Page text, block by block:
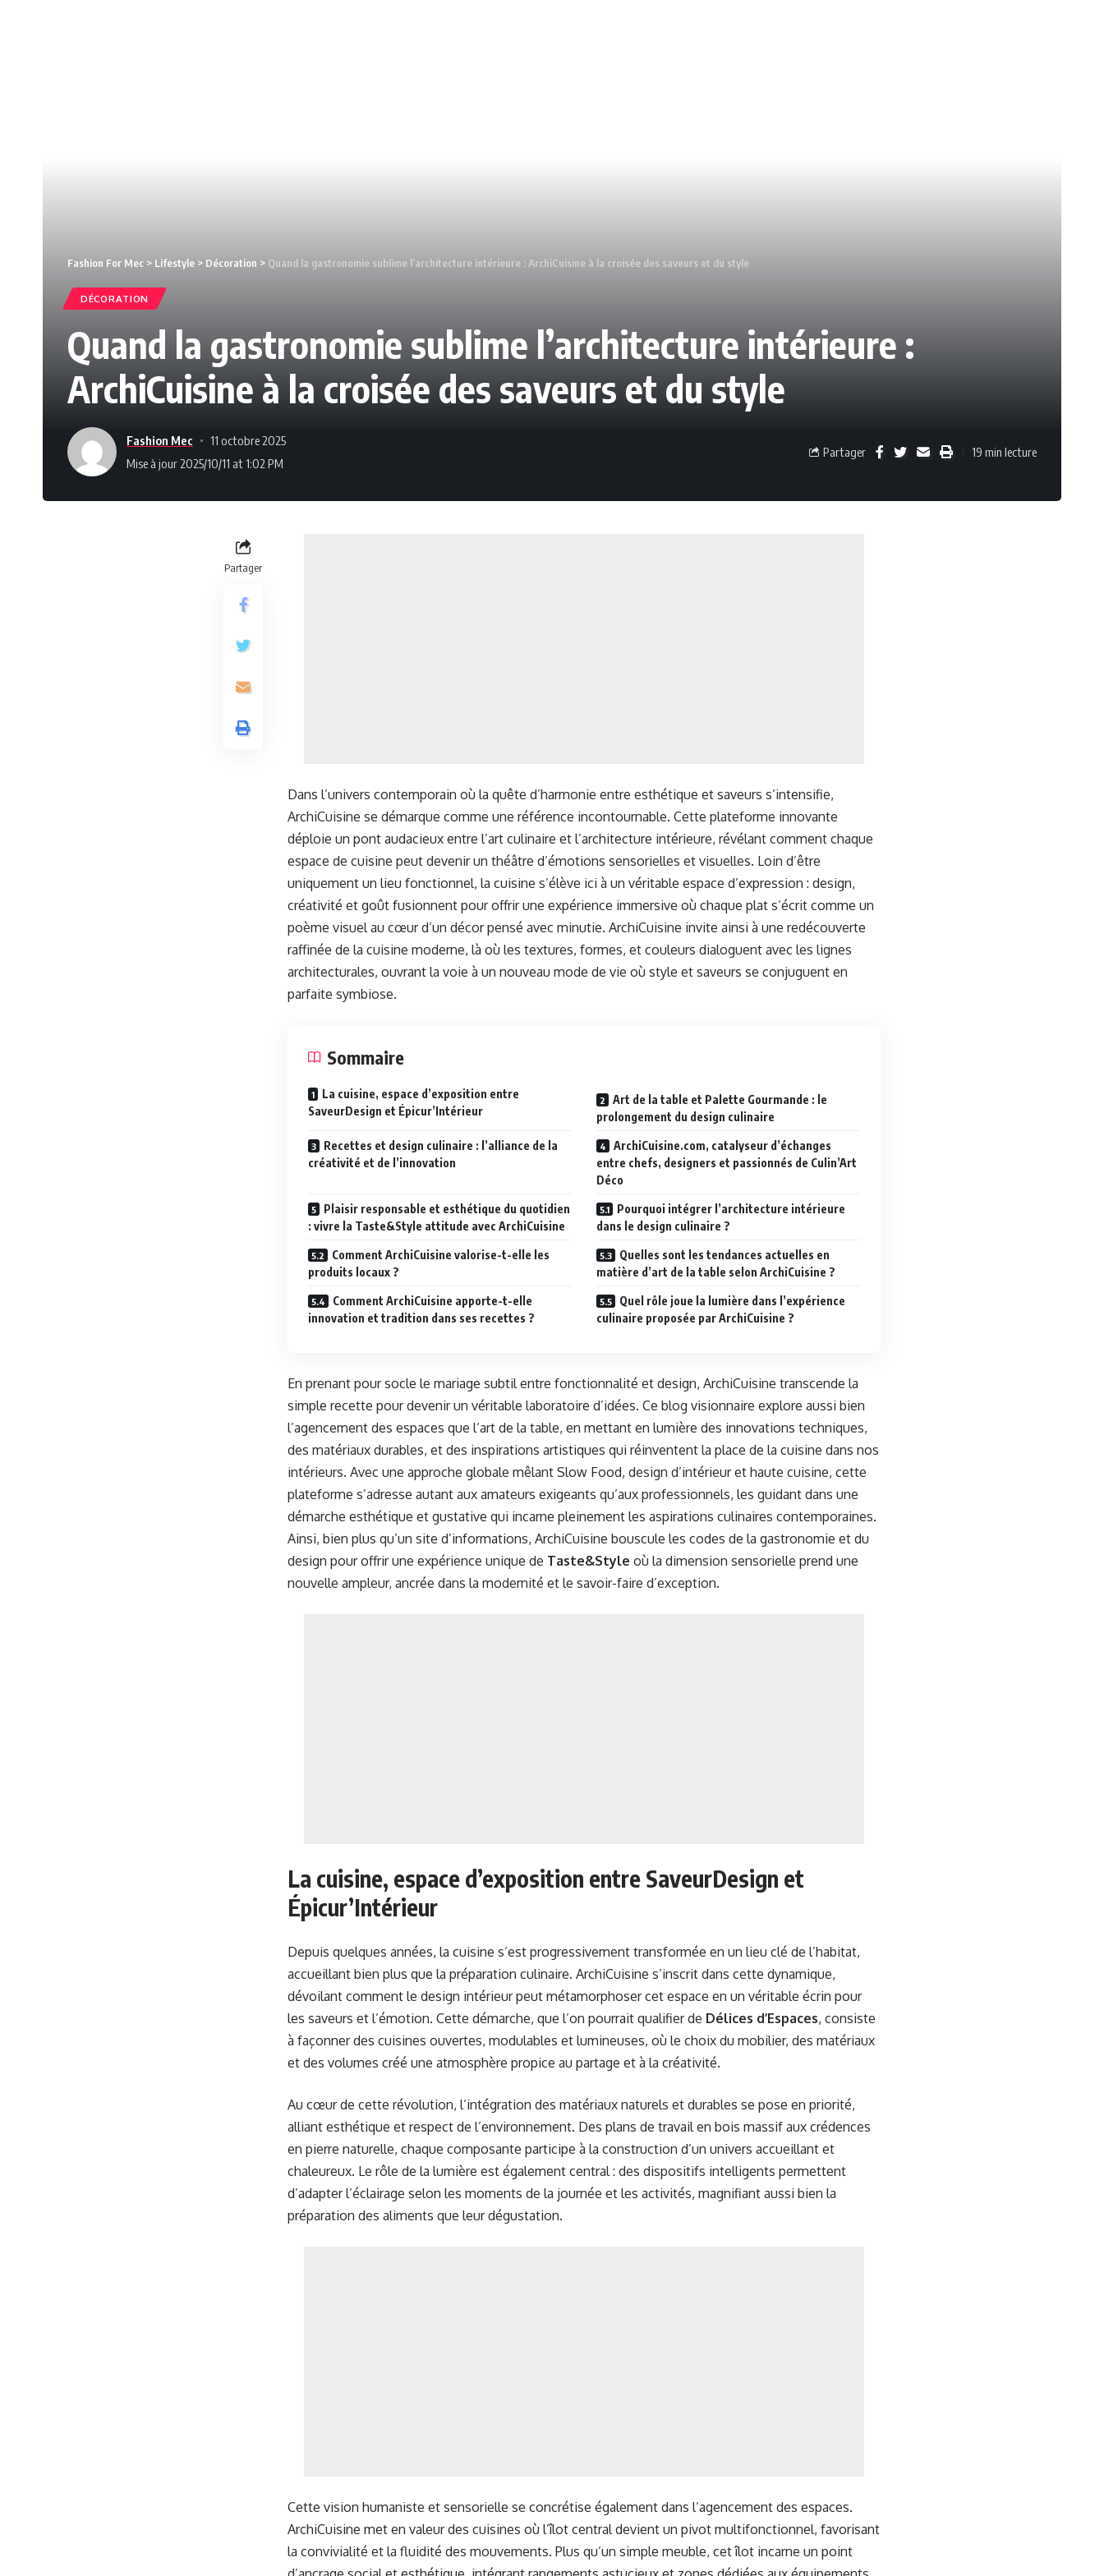
Fashion For Mec > Lifestyle > Décoration > Quand la gastronomie sublime l’architecture intérieure : ArchiCuisine à la croisée des saveurs et du style
DÉCORATION
Quand la gastronomie sublime l’architecture intérieure :
ArchiCuisine à la croisée des saveurs et du style
Fashion Mec
11 octobre 2025
Mise à jour 2025/10/11 at 1:02 PM
Partager 19 min lecture
Partager
Dans l’univers contemporain où la quête d’harmonie entre esthétique et saveurs s’intensifie,
ArchiCuisine se démarque comme une référence incontournable. Cette plateforme innovante
déploie un pont audacieux entre l’art culinaire et l’architecture intérieure, révélant comment chaque
espace de cuisine peut devenir un théâtre d’émotions sensorielles et visuelles. Loin d’être
uniquement un lieu fonctionnel, la cuisine s’élève ici à un véritable espace d’expression : design,
créativité et goût fusionnent pour offrir une expérience immersive où chaque plat s’écrit comme un
poème visuel au cœur d’un décor pensé avec minutie. ArchiCuisine invite ainsi à une redécouverte
raffinée de la cuisine moderne, là où les textures, formes, et couleurs dialoguent avec les lignes
architecturales, ouvrant la voie à un nouveau mode de vie où style et saveurs se conjuguent en
parfaite symbiose.
Sommaire
La cuisine, espace d’exposition entre
SaveurDesign et Épicur’Intérieur
Art de la table et Palette Gourmande : le
prolongement du design culinaire
Recettes et design culinaire : l’alliance de la
créativité et de l’innovation
ArchiCuisine.com, catalyseur d’échanges
entre chefs, designers et passionnés de Culin’Art
Déco
Plaisir responsable et esthétique du quotidien
: vivre la Taste&Style attitude avec ArchiCuisine
Pourquoi intégrer l’architecture intérieure
dans le design culinaire ?
Comment ArchiCuisine valorise-t-elle les
produits locaux ?
Quelles sont les tendances actuelles en
matière d’art de la table selon ArchiCuisine ?
Comment ArchiCuisine apporte-t-elle
innovation et tradition dans ses recettes ?
Quel rôle joue la lumière dans l’expérience
culinaire proposée par ArchiCuisine ?
En prenant pour socle le mariage subtil entre fonctionnalité et design, ArchiCuisine transcende la
simple recette pour devenir un véritable laboratoire d’idées. Ce blog visionnaire explore aussi bien
l’agencement des espaces que l’art de la table, en mettant en lumière des innovations techniques,
des matériaux durables, et des inspirations artistiques qui réinventent la place de la cuisine dans nos
intérieurs. Avec une approche globale mêlant Slow Food, design d’intérieur et haute cuisine, cette
plateforme s’adresse autant aux amateurs exigeants qu’aux professionnels, les guidant dans une
démarche esthétique et gustative qui incarne pleinement les aspirations culinaires contemporaines.
Ainsi, bien plus qu’un site d’informations, ArchiCuisine bouscule les codes de la gastronomie et du
design pour offrir une expérience unique de Taste&Style où la dimension sensorielle prend une
nouvelle ampleur, ancrée dans la modernité et le savoir-faire d’exception.
La cuisine, espace d’exposition entre SaveurDesign et
Épicur’Intérieur
Depuis quelques années, la cuisine s’est progressivement transformée en un lieu clé de l’habitat,
accueillant bien plus que la préparation culinaire. ArchiCuisine s’inscrit dans cette dynamique,
dévoilant comment le design intérieur peut métamorphoser cet espace en un véritable écrin pour
les saveurs et l’émotion. Cette démarche, que l’on pourrait qualifier de Délices d’Espaces, consiste
à façonner des cuisines ouvertes, modulables et lumineuses, où le choix du mobilier, des matériaux
et des volumes créé une atmosphère propice au partage et à la créativité.
Au cœur de cette révolution, l’intégration des matériaux naturels et durables se pose en priorité,
alliant esthétique et respect de l’environnement. Des plans de travail en bois massif aux crédences
en pierre naturelle, chaque composante participe à la construction d’un univers accueillant et
chaleureux. Le rôle de la lumière est également central : des dispositifs intelligents permettent
d’adapter l’éclairage selon les moments de la journée et les activités, magnifiant aussi bien la
préparation des aliments que leur dégustation.
Cette vision humaniste et sensorielle se concrétise également dans l’agencement des espaces.
ArchiCuisine met en valeur des cuisines où l’îlot central devient un pivot multifonctionnel, favorisant
la convivialité et la fluidité des mouvements. Plus qu’un simple meuble, cet îlot incarne un point